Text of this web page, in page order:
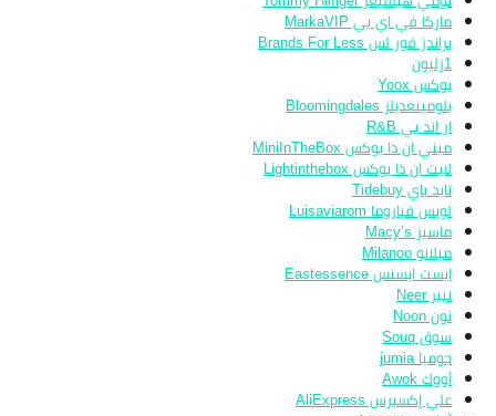
ماركا في اي بي MarkaVIP
براندز فور لس Brands For Less
يوكس Yoox
بلومينغديلز Bloomingdales
ار اند بي R&B
ميني ان ذا بوكس MiniInTheBox
لايت ان ذا بوكس Lightinthebox
تايد باي Tidebuy
لويس فياروما Luisaviarom
ماسيز Macy’s
ميلانو Milanoo
ايست ايسنس Eastessence
نيير Neer
نون Noon
سوق Souq
جوميا jumia
أووك Awok
علي إكسبرس AliExpress